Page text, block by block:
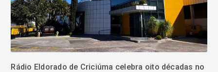
Rádio Eldorado de Criciúma celebra oito décadas no